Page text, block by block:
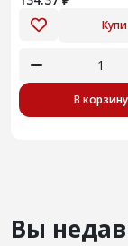
В корзину
Вы